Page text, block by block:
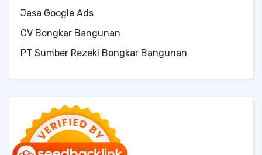
Jasa Google Ads
CV Bongkar Bangunan
PT Sumber Rezeki Bongkar Bangunan